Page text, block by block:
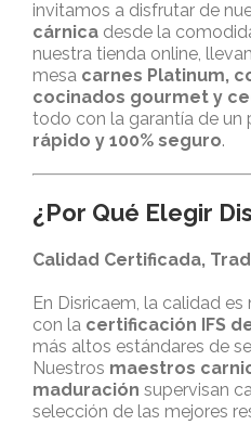
invitamos a disfrutar de
cárnica desde la
nuestra tienda online,
mesa carnes Platinum,
cocinados gourmet y
todo con la garantía de un
rápido y 100% seguro.
¿Por Qué Elegir
Calidad Certificada,
En Disricaem, la calidad
con la certificación IFS
más altos estándares de
Nuestros maestros
maduración supervisan
selección de las mejores